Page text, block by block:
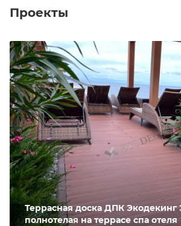
Проекты
Террасная доска ДПК Экодекинг
полнотелая на террасе спа отеля